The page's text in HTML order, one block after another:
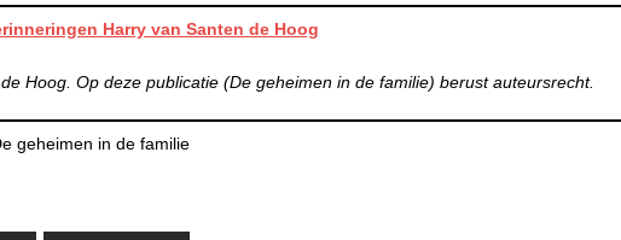
Harry van Santen de Hoog
Hoog. Op deze publicatie (De geheimen in de familie) berust auteursrecht.
geheimen in de familie